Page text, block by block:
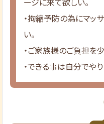
・拘縮予防の為にマッ
い。
・ご家族様のご負担を
・できる事は自分でやり